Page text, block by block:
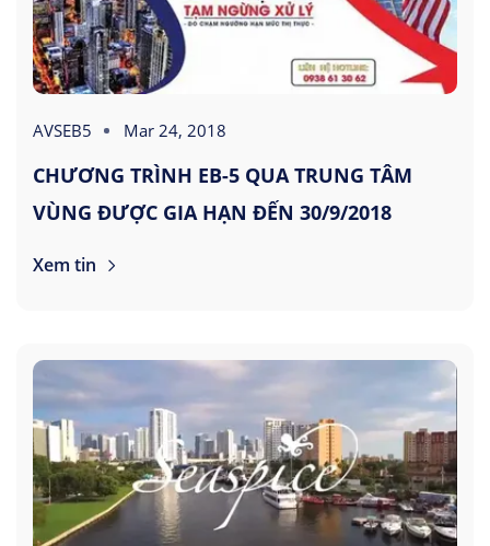
AVSEB5 Mar 24, 2018
CHƯƠNG TRÌNH EB-5 QUA TRUNG TÂM
VÙNG ĐƯỢC GIA HẠN ĐẾN 30/9/2018
Xem tin